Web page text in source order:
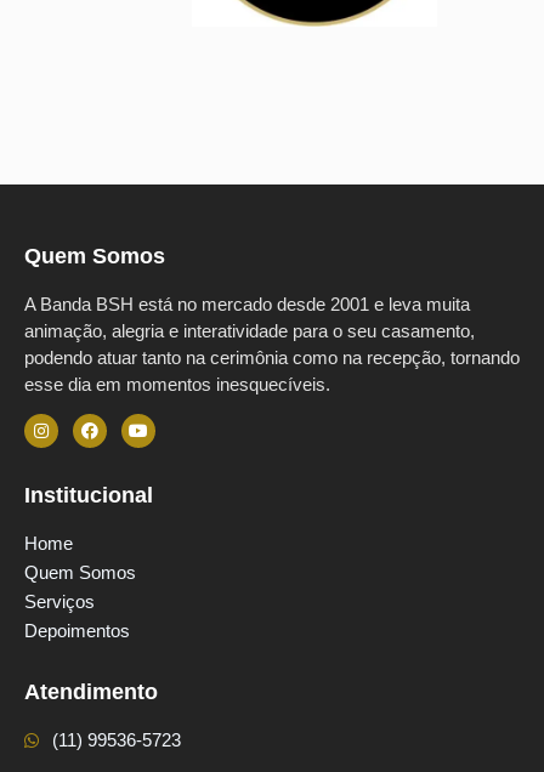
Quem Somos
A Banda BSH está no mercado desde 2001 e leva muita
animação, alegria e interatividade para o seu casamento,
podendo atuar tanto na cerimônia como na recepção, tornando
esse dia em momentos inesquecíveis.
Institucional
Home
Quem Somos
Serviços
Depoimentos
Atendimento
(11) 99536-5723